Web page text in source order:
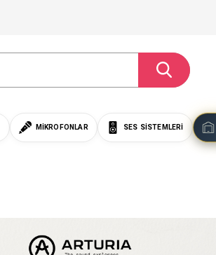
MIKROFONLAR SES SISTEMLERI